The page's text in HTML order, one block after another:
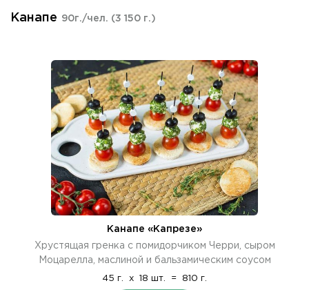
Канапе 90г./чел. (3 150 г.)
Канапе «Капрезе»
Хрустящая гренка с помидорчиком Черри, сыром
Моцарелла, маслиной и бальзамическим соусом
45 г. x 18 шт. = 810 г.